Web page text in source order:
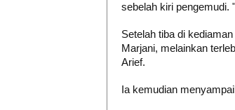
sebelah kiri pengemudi.
Setelah tiba di
Marjani, melainkan
Arief.
Ia kemudian